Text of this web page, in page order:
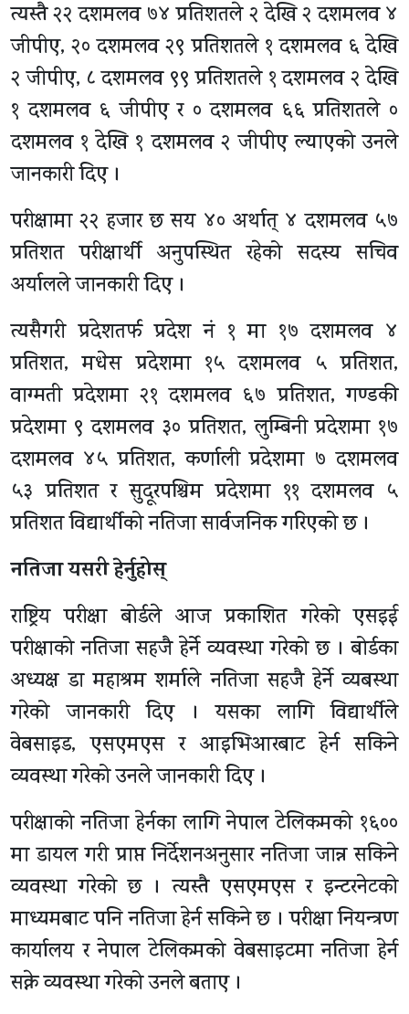
त्यस्तै २२ दशमलव ७४ प्रतिशतले २ देखि २ दशमलव ४
जीपीए, २० दशमलव २९ प्रतिशतले १ दशमलव ६ देखि
२ जीपीए, ८ दशमलव ९९ प्रतिशतले १ दशमलव २ देखि
१ दशमलव ६ जीपीए र ० दशमलव ६६ प्रतिशतले ०
दशमलव १ देखि १ दशमलव २ जीपीए ल्याएको उनले
जानकारी दिए ।
परीक्षामा २२ हजार छ सय ४० अर्थात् ४ दशमलव ५७
प्रतिशत परीक्षार्थी अनुपस्थित रहेको सदस्य सचिव
अर्यालले जानकारी दिए ।
त्यसैगरी प्रदेशतर्फ प्रदेश नं १ मा १७ दशमलव ४
प्रतिशत, मधेस प्रदेशमा १५ दशमलव ५ प्रतिशत,
वाग्मती प्रदेशमा २१ दशमलव ६७ प्रतिशत, गण्डकी
प्रदेशमा ९ दशमलव ३० प्रतिशत, लुम्बिनी प्रदेशमा १७
दशमलव ४५ प्रतिशत, कर्णाली प्रदेशमा ७ दशमलव
५३ प्रतिशत र सुदूरपश्चिम प्रदेशमा ११ दशमलव ५
प्रतिशत विद्यार्थीको नतिजा सार्वजनिक गरिएको छ ।
नतिजा यसरी हेर्नुहोस्
राष्ट्रिय परीक्षा बोर्डले आज प्रकाशित गरेको एसइई
परीक्षाको नतिजा सहजै हेर्ने व्यवस्था गरेको छ । बोर्डका
अध्यक्ष डा महाश्रम शर्माले नतिजा सहजै हेर्ने व्यबस्था
गरेको जानकारी दिए । यसका लागि विद्यार्थीले
वेबसाइड, एसएमएस र आइभिआरबाट हेर्न सकिने
व्यवस्था गरेको उनले जानकारी दिए ।
परीक्षाको नतिजा हेर्नका लागि नेपाल टेलिकमको १६००
मा डायल गरी प्राप्त निर्देशनअनुसार नतिजा जान्न सकिने
व्यवस्था गरेको छ । त्यस्तै एसएमएस र इन्टरनेटको
माध्यमबाट पनि नतिजा हेर्न सकिने छ । परीक्षा नियन्त्रण
कार्यालय र नेपाल टेलिकमको वेबसाइटमा नतिजा हेर्न
सक्ने व्यवस्था गरेको उनले बताए ।